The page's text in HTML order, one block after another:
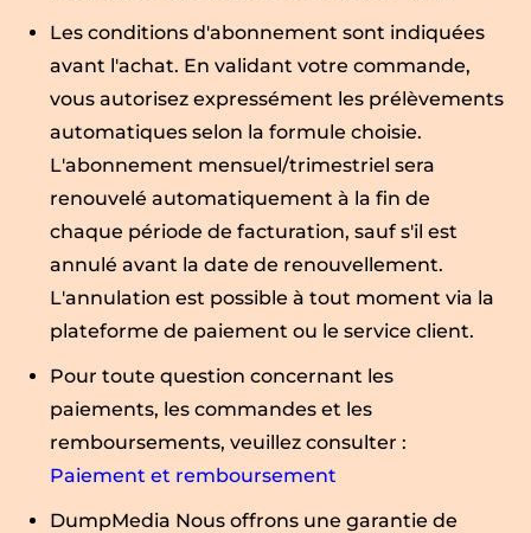
Les conditions d'abonnement sont indiquées
avant l'achat. En validant votre commande,
vous autorisez expressément les prélèvements
automatiques selon la formule choisie.
L'abonnement mensuel/trimestriel sera
renouvelé automatiquement à la fin de
chaque période de facturation, sauf s'il est
annulé avant la date de renouvellement.
L'annulation est possible à tout moment via la
plateforme de paiement ou le service client.
Pour toute question concernant les
paiements, les commandes et les
remboursements, veuillez consulter :
Paiement et remboursement
DumpMedia Nous offrons une garantie de